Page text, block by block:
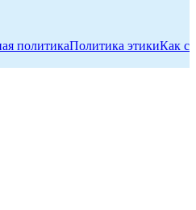
политикаПолитика этикиКак с